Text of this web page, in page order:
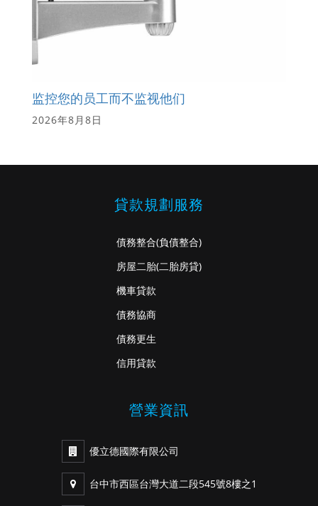
监控您的员工而不监视他们
2026年8月8日
貸款規劃服務
債務整合(負債整合)
房屋二胎(二胎房貸)
機車貸款
債務協商
債務更生
信用貸款
營業資訊
優立德國際有限公司
台中市西區台灣大道二段545號8樓之1